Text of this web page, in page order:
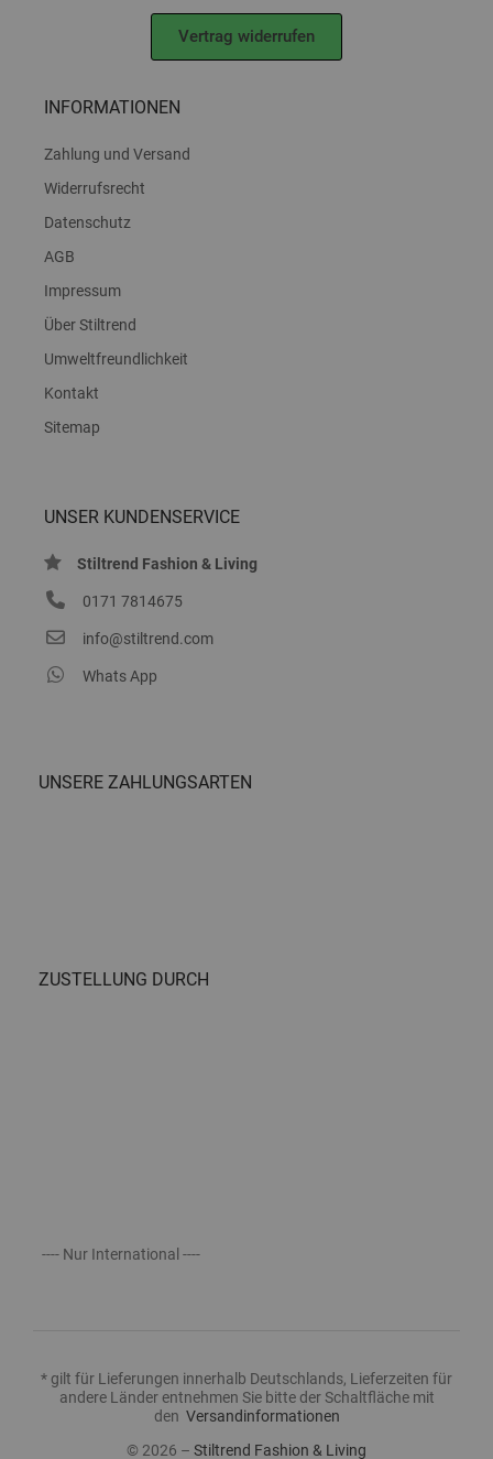
Vertrag widerrufen
INFORMATIONEN
Zahlung und Versand
Widerrufsrecht
Datenschutz
AGB
Impressum
Über Stiltrend
Umweltfreundlichkeit
Kontakt
Sitemap
UNSER KUNDENSERVICE
Stiltrend Fashion & Living
0171 7814675
info@stiltrend.com
Whats App
ZUSTELLUNG DURCH
---- Nur International ----
UNSERE ZAHLUNGSARTEN
* gilt für Lieferungen innerhalb Deutschlands, Lieferzeiten für
andere Länder entnehmen Sie bitte der Schaltfläche mit
den Versandinformationen
© 2026 – Stiltrend Fashion & Living